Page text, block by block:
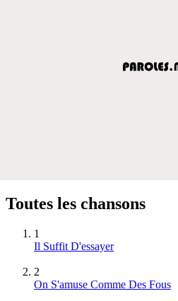
Toutes les chansons
1
Il Suffit D'essayer
2
On S'amuse Comme Des Fous